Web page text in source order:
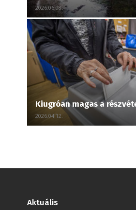
2026.06.08.
Kiugróan magas a
2026.04.12.
Aktuális